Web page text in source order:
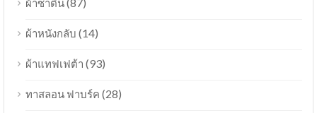
ผ้าซาติน
ผ้าหนังกลับ (14)
ผ้าแทฟเฟต้า (93)
ทาสลอน ฟาบร์ค (28)